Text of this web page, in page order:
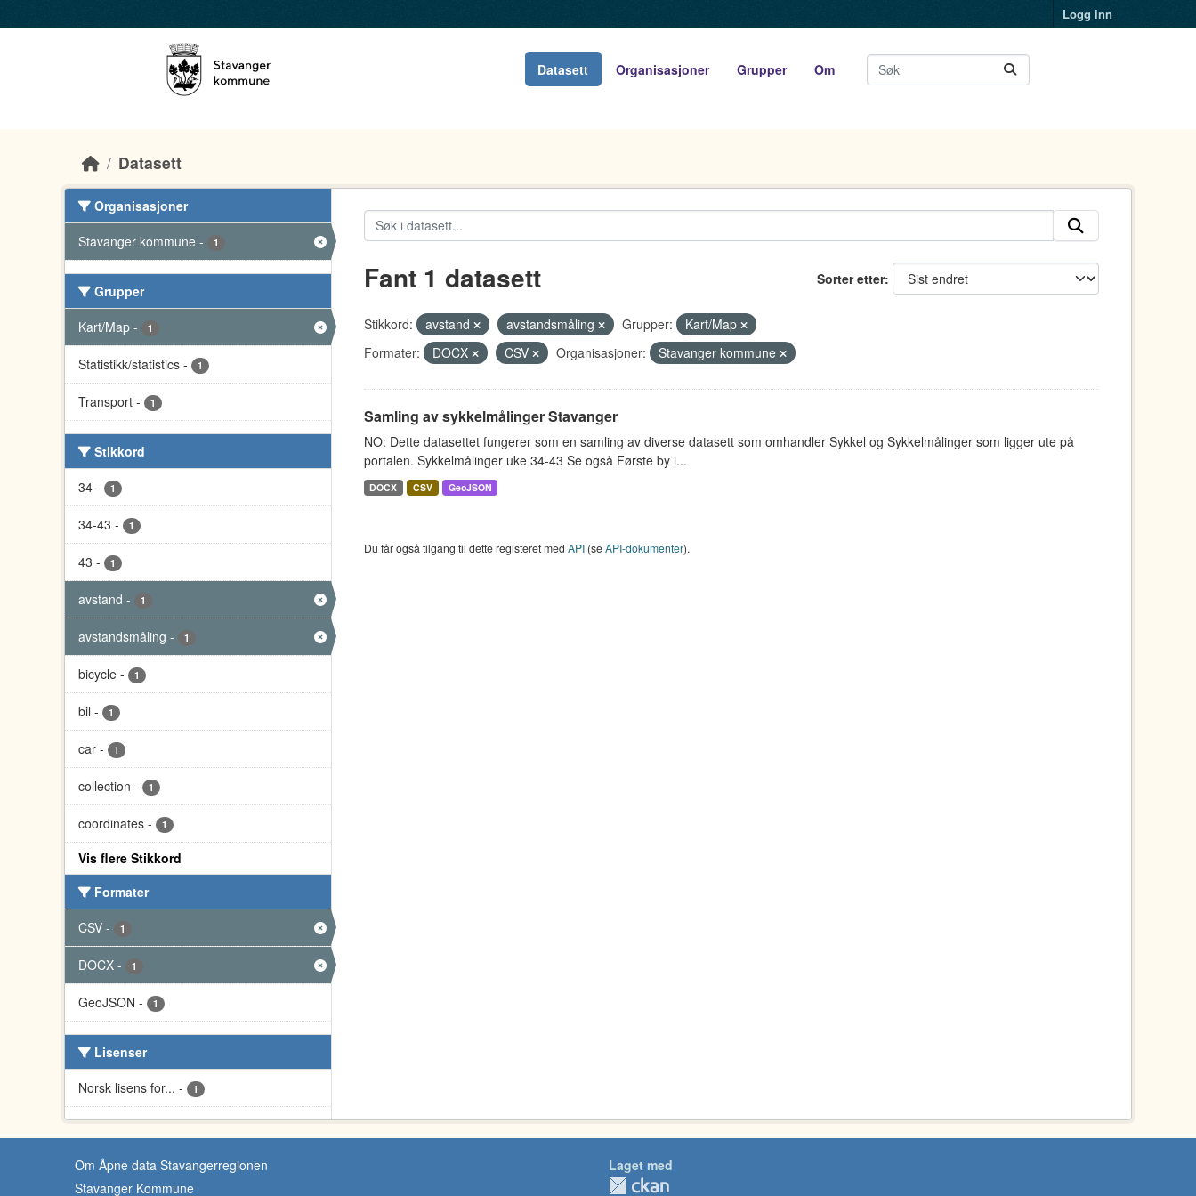
Logg inn
Datasett Organisasjoner Grupper Om
Datasett
Organisasjoner
Stavanger kommune - 1
Grupper
Kart/Map - 1
Statistikk/statistics - 1
Transport - 1
Stikkord
34 - 1
34-43 - 1
43 - 1
avstand - 1
avstandsmåling - 1
bicycle - 1
bil - 1
car - 1
collection - 1
coordinates - 1
Vis flere Stikkord
Formater
CSV - 1
DOCX - 1
GeoJSON - 1
Lisenser
Norsk lisens for... - 1
Sorter etter
Fant 1 datasett
Stikkord: avstand avstandsmåling Grupper:
Kart/Map
Formater:
DOCX CSV Organisasjoner: Stavanger kommune
Samling av sykkelmålinger Stavanger
NO: Dette datasettet fungerer som en samling av diverse datasett som omhandler Sykkel og Sykkelmålinger som ligger ute på
portalen. Sykkelmålinger uke 34-43 Se også Første by i...
DOCX CSV GeoJSON
Du får også tilgang til dette registeret med API(seAPI-dokumenter).
Om Åpne data Stavangerregionen
Stavanger Kommune
Laget med